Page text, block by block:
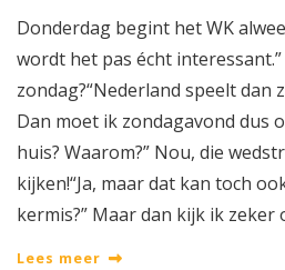
Donderdag begint het WK
wordt het pas écht
zondag?“Nederland speelt dan
Dan moet ik zondagavond dus
huis? Waarom?” Nou, die
kijken!“Ja, maar dat kan toch
kermis?” Maar dan kijk ik zeker
Lees meer